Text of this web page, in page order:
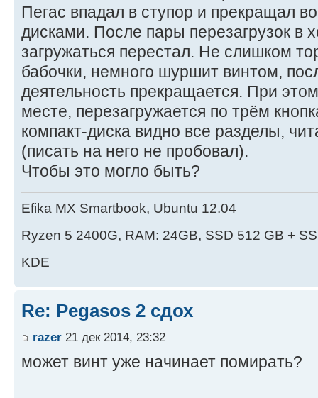
Пегас впадал в ступор и прекращал
дисками. После пары перезагрузок в
загружаться перестал. Не слишком
бабочки, немного шуршит винтом,
деятельность прекращается. При
месте, перезагружается по трём
компакт-диска видно все разделы,
(писать на него не пробовал).
Чтобы это могло быть?
Efika MX Smartbook, Ubuntu 12.04
Ryzen 5 2400G, RAM: 24GB, SSD 512 GB +
KDE
Re: Pegasos 2 сдох
razer 21 дек 2014, 23:32
может винт уже начинает помирать?